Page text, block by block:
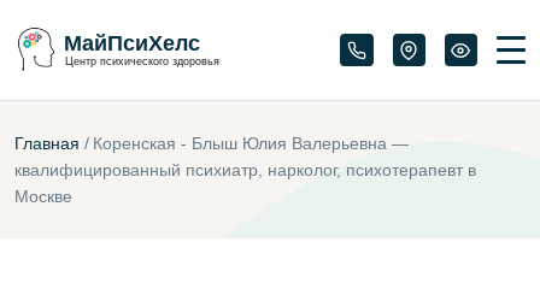
МайПсиХелс
Центр психического здоровья
Главная / Коренская - Блыш Юлия Валерьевна —
квалифицированный психиатр, нарколог, психотерапевт в
Москве